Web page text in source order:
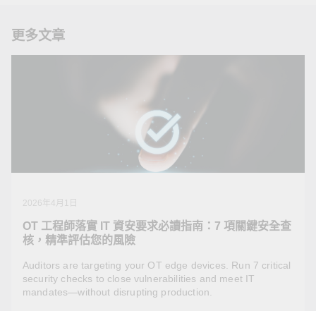
更多文章
2026年4月1日
OT 工程師落實 IT 資安要求必讀指南：7 項關鍵安全查
核，精準評估您的風險
Auditors are targeting your OT edge devices. Run 7 critical
security checks to close vulnerabilities and meet IT
mandates—without disrupting production.